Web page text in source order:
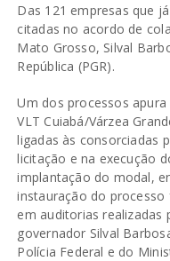
Das 121 empresas que
citadas no acordo de
Mato Grosso, Silval
República (PGR).
Um dos processos
VLT Cuiabá/Várzea
ligadas às consorciadas
licitação e na execução
implantação do modal,
instauração do
em auditorias realizadas
governador Silval
Polícia Federal e do